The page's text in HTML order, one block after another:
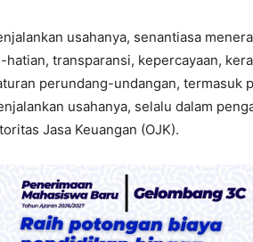
usahanya, senantiasa
transparansi, kepercayaan,
perundang-undangan, termasuk
usahanya, selalu dalam
Jasa Keuangan (OJK).